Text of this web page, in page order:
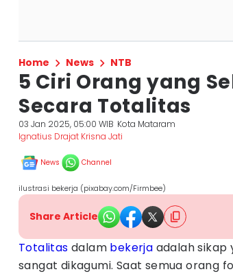
Home News NTB
5 Ciri Orang yang
Secara Totalitas
03 Jan 2025, 05:00 WIB Kota Mataram
Ignatius Drajat Krisna Jati
News Channel
ilustrasi bekerja (pixabay.com/Firmbee)
Share Article
Totalitas dalam bekerja adalah sikap
sangat dikagumi. Saat semua orang